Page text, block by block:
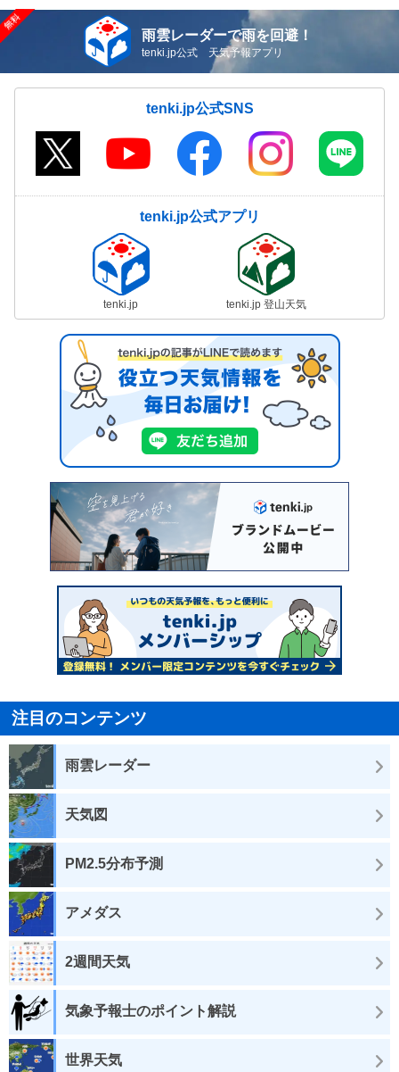
雨雲レーダーで雨を回避！
tenki.jp公式 天気予報アプリ
tenki.jp公式SNS
tenki.jp公式アプリ
tenki.jp tenki.jp 登山天気
注目のコンテンツ
雨雲レーダー
天気図
PM2.5分布予測
アメダス
2週間天気
気象予報士のポイント解説
世界天気